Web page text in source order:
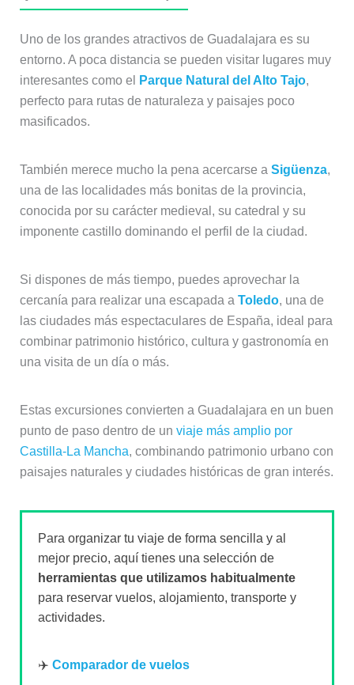
Uno de los grandes atractivos de Guadalajara es su
entorno. A poca distancia se pueden visitar lugares muy
interesantes como el
Parque Natural del Alto Tajo,
perfecto para rutas de naturaleza y paisajes poco
masificados.
También merece mucho la pena acercarse a Sigüenza,
una de las localidades más bonitas de la provincia,
conocida por su carácter medieval, su catedral y su
imponente castillo dominando el perfil de la ciudad.
Si dispones de más tiempo, puedes aprovechar la
cercanía para realizar una escapada a Toledo, una de
las ciudades más espectaculares de España, ideal para
combinar patrimonio histórico, cultura y gastronomía en
una visita de un día o más.
Estas excursiones convierten a Guadalajara en un buen
punto de paso dentro de un viaje más amplio por
Castilla-La Mancha, combinando patrimonio urbano con
paisajes naturales y ciudades históricas de gran interés.
Para organizar tu viaje de forma sencilla y al
mejor precio, aquí tienes una selección de
herramientas que utilizamos habitualmente
para reservar vuelos, alojamiento, transporte y
actividades.
✈️ Comparador de vuelos